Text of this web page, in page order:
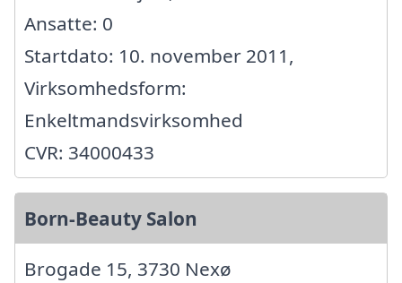
Ansatte: 0
Startdato: 10. november 2011,
Virksomhedsform:
Enkeltmandsvirksomhed
CVR: 34000433
Born-Beauty Salon
Brogade 15, 3730 Nexø